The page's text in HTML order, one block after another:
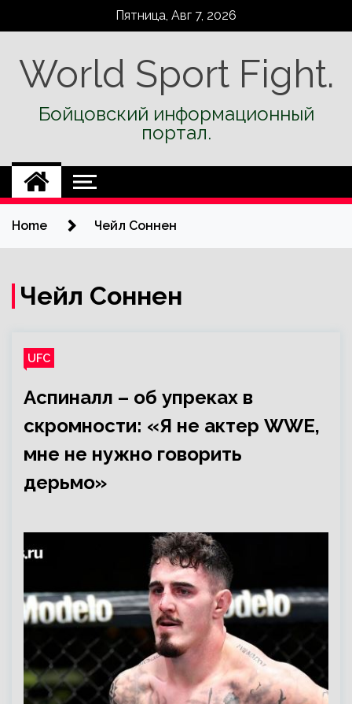
Пятница, Авг 7, 2026
World Sport Fight.
Бойцовский информационный
портал.
Home Чейл Соннен
Чейл Соннен
UFC
Аспиналл – об упреках в
скромности: «Я не актер WWE,
мне не нужно говорить
дерьмо»